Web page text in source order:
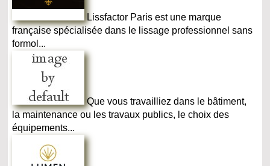
Lissfactor Paris est une marque
française spécialisée dans le lissage professionnel sans
formol...
Que vous travailliez dans le bâtiment,
la maintenance ou les travaux publics, le choix des
équipements...